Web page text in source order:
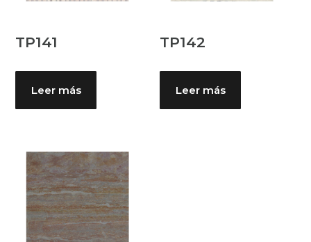
TP141
Leer más
TP142
Leer más